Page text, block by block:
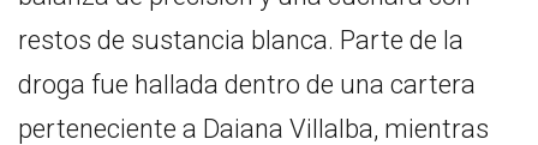
restos de sustancia blanca. Parte de la
droga fue hallada dentro de una cartera
perteneciente a Daiana Villalba, mientras